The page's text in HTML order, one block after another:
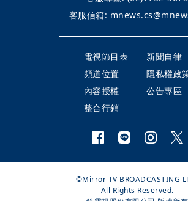
客服信箱:
電視節目表
新聞自律
頻道位置
隱私權政
內容授權
公告專區
整合行銷
©Mirror TV BROADCASTING
All Rights Reserved.